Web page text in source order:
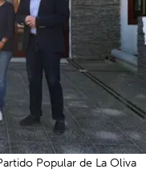
Popular de La Oliva